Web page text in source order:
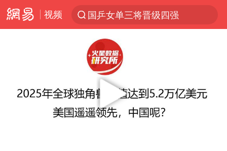
视频
国乒女单三将晋级四强
新疆优化调整景区内自驾服务费